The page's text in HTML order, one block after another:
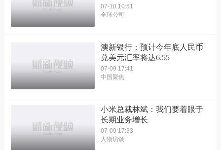
07-10 10:51
全球公司
澳新银行：预计今年底人民币
兑美元汇率将达6.55
07-09 17:41
中国聚焦
小米总裁林斌：我们要着眼于
长期业务增长
07-09 17:33
人物访谈